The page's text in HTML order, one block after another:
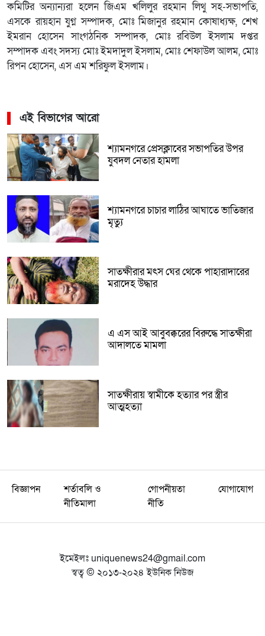
কমিটির অন্যান্যরা হলেন জিএম খলিলুর রহমান লিথু সহ-সভাপতি,
এসকে রায়হান যুগ্ন সম্পাদক, মোঃ মিজানুর রহমান কোষাধ্যক্ষ, শেখ
ইমরান হোসেন সাংগঠনিক সম্পাদক, মোঃ রবিউল ইসলাম দপ্তর
সম্পাদক এবং সদস্য মোঃ ইমদাদুল ইসলাম, মোঃ শেফাউল আলম, মোঃ
রিপন হোসেন, এস এম শরিফুল ইসলাম।
এই বিভাগের আরো
শ্যামনগরে প্রেসক্লাবের সভাপতির উপর
যুবদল নেতার হামলা
শ্যামনগরে চাচার লাঠির আঘাতে ভাতিজার
মৃত্যু
সাতক্ষীরার মৎস ঘের থেকে পাহারাদারের
মরাদেহ উদ্ধার
এ এস আই আবুবক্করের বিরুদ্ধে সাতক্ষীরা
আদালতে মামলা
সাতক্ষীরায় স্বামীকে হত্যার পর স্ত্রীর
আত্মহত্যা
বিজ্ঞাপন
শর্তাবলি ও
নীতিমালা
গোপনীয়তা
নীতি
যোগাযোগ
ইমেইলঃ uniquenews24@gmail.com
স্বত্ব © ২০১৩-২০২৪ ইউনিক নিউজ